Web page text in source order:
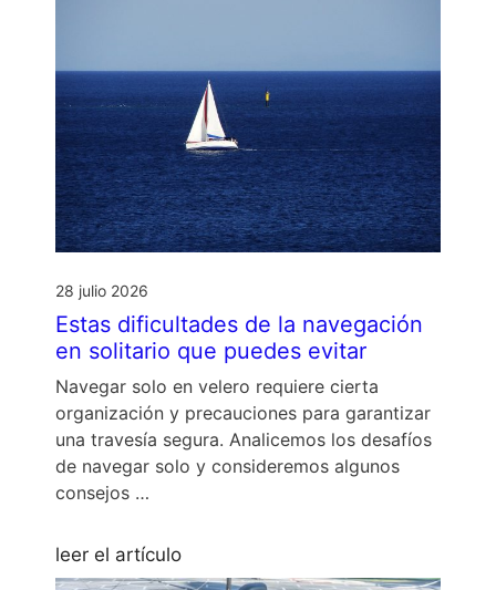
28 julio 2026
Estas dificultades de la navegación
en solitario que puedes evitar
Navegar solo en velero requiere cierta
organización y precauciones para garantizar
una travesía segura. Analicemos los desafíos
de navegar solo y consideremos algunos
consejos …
leer el artículo